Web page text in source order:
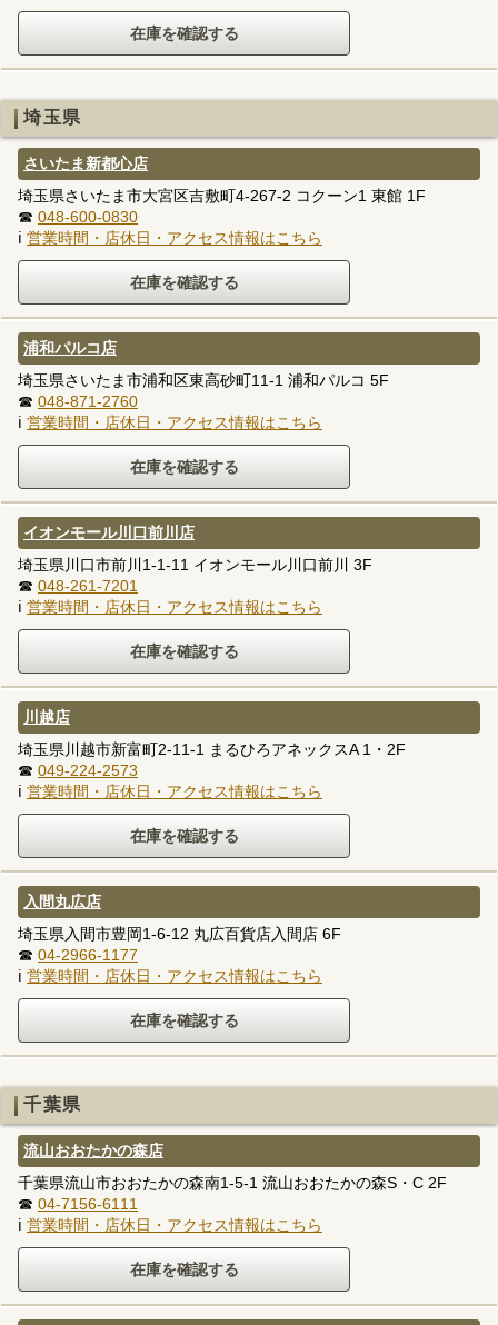
埼玉県
さいたま新都心店
埼玉県さいたま市大宮区吉敷町4-267-2 コクーン1 東館 1F
☎ 048-600-0830
ℹ 営業時間・店休日・アクセス情報はこちら
浦和パルコ店
埼玉県さいたま市浦和区東高砂町11-1 浦和パルコ 5F
☎ 048-871-2760
ℹ 営業時間・店休日・アクセス情報はこちら
イオンモール川口前川店
埼玉県川口市前川1-1-11 イオンモール川口前川 3F
☎ 048-261-7201
ℹ 営業時間・店休日・アクセス情報はこちら
川越店
埼玉県川越市新富町2-11-1 まるひろアネックスA 1・2F
☎ 049-224-2573
ℹ 営業時間・店休日・アクセス情報はこちら
入間丸広店
埼玉県入間市豊岡1-6-12 丸広百貨店入間店 6F
☎ 04-2966-1177
ℹ 営業時間・店休日・アクセス情報はこちら
千葉県
流山おおたかの森店
千葉県流山市おおたかの森南1-5-1 流山おおたかの森S・C 2F
☎ 04-7156-6111
ℹ 営業時間・店休日・アクセス情報はこちら